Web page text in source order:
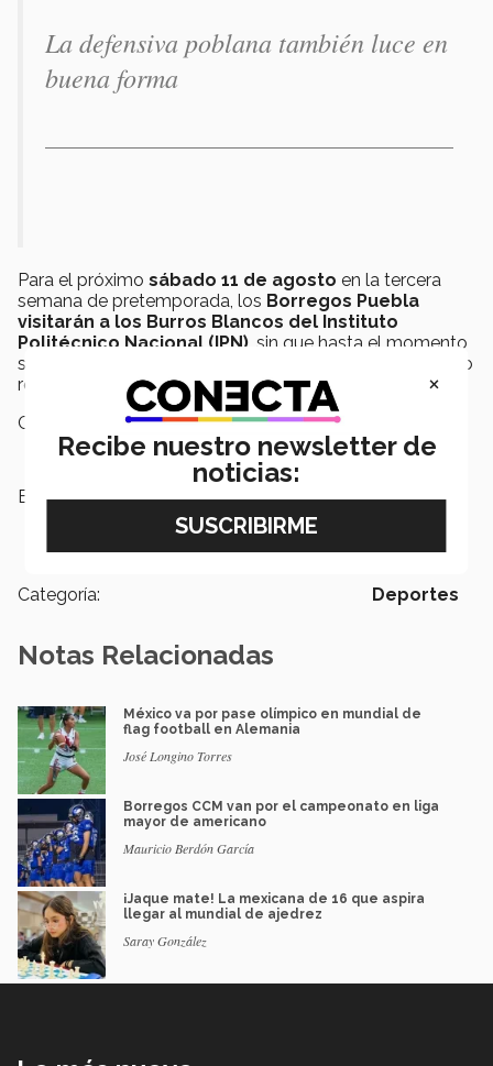
La defensiva poblana también luce en
buena forma
Para el próximo sábado 11 de agosto en la tercera
semana de pretemporada, los Borregos Puebla
visitarán a los Burros Blancos del Instituto
Politécnico Nacional (IPN) , sin que hasta el momento
se haya definido si será una práctica conjunta o un juego
reglamentario.
Campus:
Etiquetas: Borregos Puebla, Borregos
Querétaro, Conferencia Premier,
Categoría: Deportes
Notas Relacionadas
México va por pase olímpico en mundial de
flag football en Alemania
José Longino Torres
Borregos CCM van por el campeonato en liga
mayor de americano
Mauricio Berdón García
¡Jaque mate! La mexicana de 16 que aspira
llegar al mundial de ajedrez
Saray González
×
Recibe nuestro newsletter de
noticias: